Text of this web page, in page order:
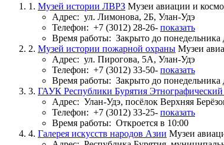
1. Музей истории ЛВРЗ Музеи авиации и
Адрес: ул. Лимонова, 2Б, Улан-Удэ
Телефон: +7 (3012) 28-26- показать
Время работы: Закрыто до понедельника
2. Музей истории пожарной охраны Музеи
Адрес: ул. Пирогова, 5А, Улан-Удэ
Телефон: +7 (3012) 33-50- показать
Время работы: Закрыто до понедельника
3. ГАУК Республики Бурятия Этнографический
Адрес: Улан-Удэ, посёлок Верхняя
Телефон: +7 (3012) 33-25- показать
Время работы: Откроется в 10:00
4. Галерея искусств народов Азии Музеи